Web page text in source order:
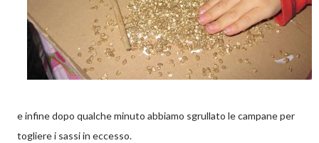
e infine dopo qualche minuto abbiamo sgrullato le campane per
togliere i sassi in eccesso.